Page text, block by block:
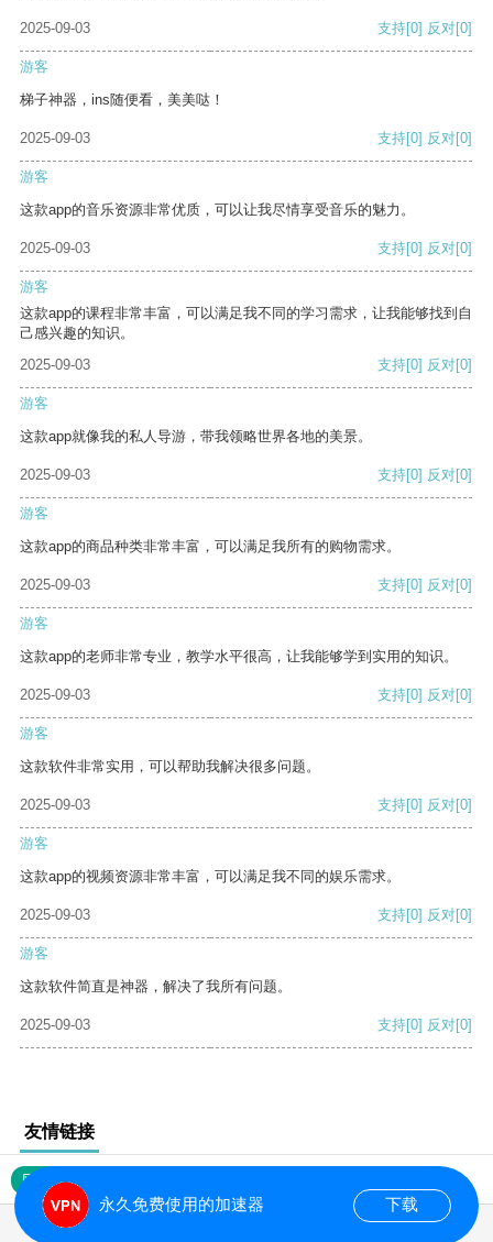
2025-09-03 支持[0] 反对[0]
游客
梯子神器，ins随便看，美美哒！
2025-09-03 支持[0] 反对[0]
游客
这款app的音乐资源非常优质，可以让我尽情享受音乐的魅力。
2025-09-03 支持[0] 反对[0]
游客
这款app的课程非常丰富，可以满足我不同的学习需求，让我能够找到自
己感兴趣的知识。
2025-09-03
支持[0] 反对[0]
游客
这款app就像我的私人导游，带我领略世界各地的美景。
2025-09-03 支持[0] 反对[0]
游客
这款app的商品种类非常丰富，可以满足我所有的购物需求。
2025-09-03 支持[0] 反对[0]
游客
这款app的老师非常专业，教学水平很高，让我能够学到实用的知识。
2025-09-03 支持[0] 反对[0]
游客
这款软件非常实用，可以帮助我解决很多问题。
2025-09-03 支持[0] 反对[0]
游客
这款app的视频资源非常丰富，可以满足我不同的娱乐需求。
2025-09-03 支持[0] 反对[0]
游客
这款软件简直是神器，解决了我所有问题。
2025-09-03 支持[0] 反对[0]
友情链接
网站地图
永久免费使用的加速器 下载